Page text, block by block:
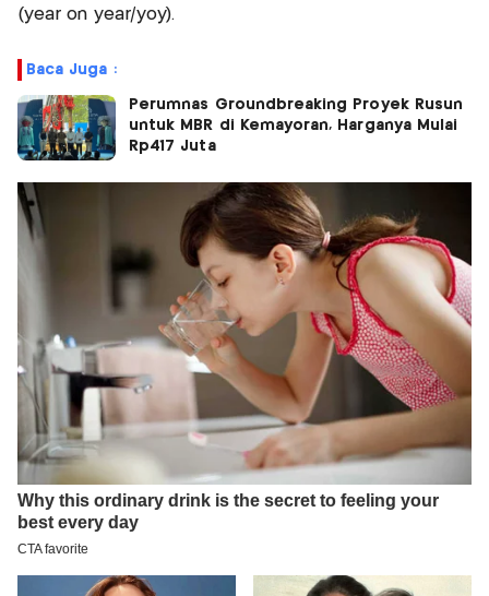
(year on year/yoy).
Baca Juga :
Perumnas Groundbreaking Proyek Rusun
untuk MBR di Kemayoran, Harganya Mulai
Rp417 Juta